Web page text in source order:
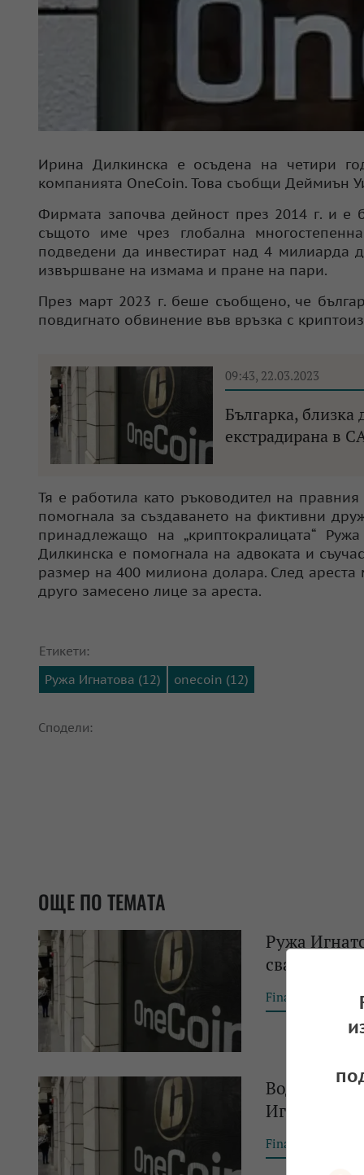
Ирина Дилкинска е осъдена на четири
компанията OneCoin. Това съобщи Деймиън
Фирмата започва дейност през 2014 г. и е
същото име чрез глобална
подведени да инвестират над 4 милиарда
извършване на измама и пране на пари.
През март 2023 г. беше съобщено, че
повдигнато обвинение във връзка с
09:43, 22.03.2023
Българка, близка
екстрадирана в
Тя е работила като ръководител на
помогнала за създаването на фиктивни
принадлежащо на „криптокралицата“
Дилкинска е помогнала на адвоката и
размер на 400 милиона долара. След
друго замесено лице за ареста.
Етикети:
Ружа Игнатова (12)
onecoin (12)
Сподели:
ОЩЕ ПО ТЕМАТА
Ружа
свалянето
Financial Tribune
Водеща
Игнатова
Financial Tribune